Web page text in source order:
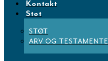
Kontakt
Støt
STØT
ARV OG TESTAMENTE
Ikke kategoriseret
Inspiration
Kommunemesterskab
NM Skoleskak
Nyhed